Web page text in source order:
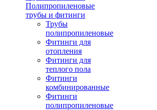
Полипропиленовые
трубы и фитинги
Трубы
полипропиленовые
Фитинги для
отопления
Фитинги для
теплого пола
Фитинги
комбинированные
Фитинги
полипропиленовые